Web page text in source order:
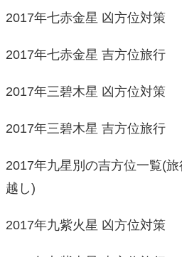
2017年七赤金星 凶方位対策
2017年七赤金星 吉方位旅行
2017年三碧木星 凶方位対策
2017年三碧木星 吉方位旅行
2017年九星別の吉方位一覧(旅
越し)
2017年九紫火星 凶方位対策